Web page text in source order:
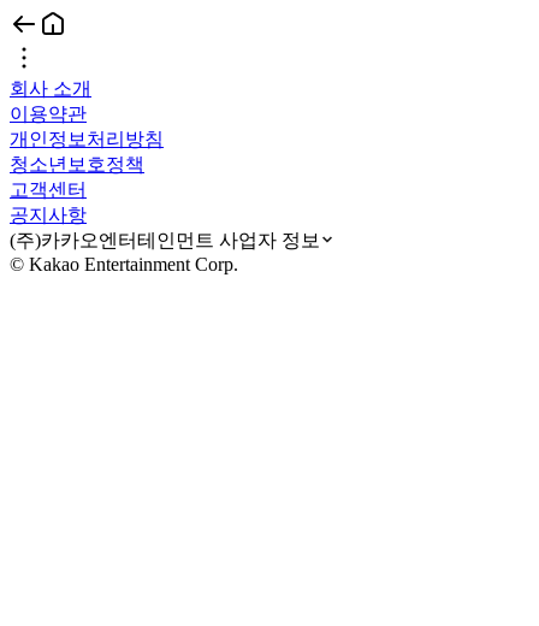
회사 소개
이용약관
개인정보처리방침
청소년보호정책
고객센터
공지사항
(주)카카오엔터테인먼트 사업자 정보
© Kakao Entertainment Corp.